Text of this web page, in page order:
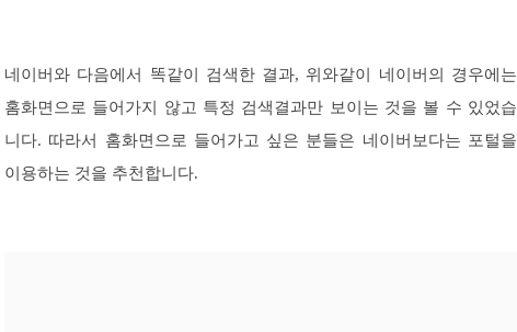
네이버와 다음에서 똑같이 검색한 결과, 위와같이 네이버의 경우에는
홈화면으로 들어가지 않고 특정 검색결과만 보이는 것을 볼 수 있었습
니다. 따라서 홈화면으로 들어가고 싶은 분들은 네이버보다는 포털을
이용하는 것을 추천합니다.